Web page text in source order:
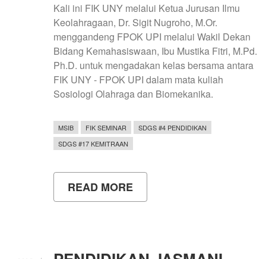
Kali ini FIK UNY melalui Ketua Jurusan Ilmu
Keolahragaan, Dr. Sigit Nugroho, M.Or.
menggandeng FPOK UPI melalui Wakil Dekan
Bidang Kemahasiswaan, Ibu Mustika Fitri, M.Pd.
Ph.D. untuk mengadakan kelas bersama antara
FIK UNY - FPOK UPI dalam mata kuliah
Sosiologi Olahraga dan Biomekanika.
MSIB FIK SEMINAR
SDGS #4 PENDIDIKAN
SDGS #17 KEMITRAAN
READ MORE
MERDEKA
FIK